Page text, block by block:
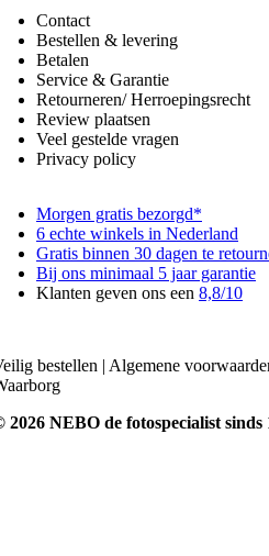
Contact
Bestellen & levering
Betalen
Service & Garantie
Retourneren/ Herroepingsrecht
Review plaatsen
Veel gestelde vragen
Privacy policy
Morgen gratis bezorgd*
6 echte winkels in Nederland
Gratis binnen 30 dagen te
Bij ons minimaal 5 jaar garantie
Klanten geven ons een 8,8/10
bestellen | Algemene
2026 NEBO de fotospecialist sinds